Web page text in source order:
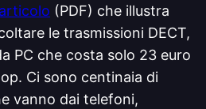
(PDF) che illustra
le trasmissioni DECT,
PC che costa solo 23 euro
Ci sono centinaia di
vanno dai telefoni,